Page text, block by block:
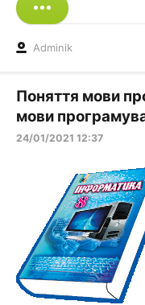
Adminik
Поняття мови
мови
24/01/2021 12:37